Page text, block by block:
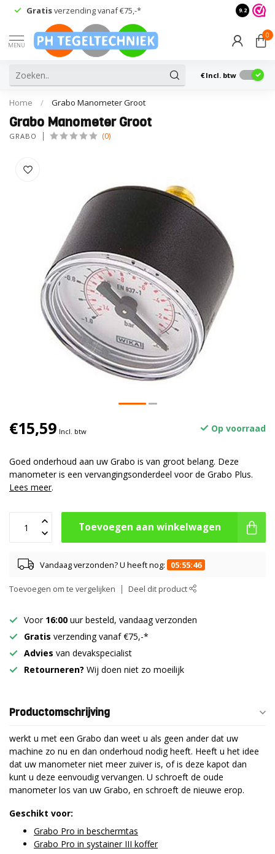
Gratisverzending vanaf €75,-* Advies
9.2
MENU
0
€ Incl. btw
Home / Grabo Manometer Groot
Grabo Manometer Groot
GRABO (0)
€15,59 Incl. btw Op voorraad
Goed onderhoud aan uw Grabo is van groot belang. Deze
manometer is een vervangingsonderdeel voor de Grabo Plus.
Lees meer.
Toevoegen aan winkelwagen
Vandaag verzonden? U heeft nog: 05:55:45
Toevoegen om te vergelijken Deel dit product
Voor 16:00 uur besteld, vandaag verzonden
Gratis verzending vanaf €75,-*
Advies van devakspecialist
Retourneren? Wij doen niet zo moeilijk
Productomschrijving
werkt u met een Grabo dan weet u als geen ander dat uw
machine zo nu en dan onderhoud nodig heeft. Heeft u het idee
dat uw manometer niet meer zuiver is, of is deze kapot dan
kunt u deze eenvoudig vervangen. U schroeft de oude
manometer los van uw Grabo, en schroeft de nieuwe erop.
Geschikt voor:
Grabo Pro in beschermtas
Grabo Pro in systainer III koffer